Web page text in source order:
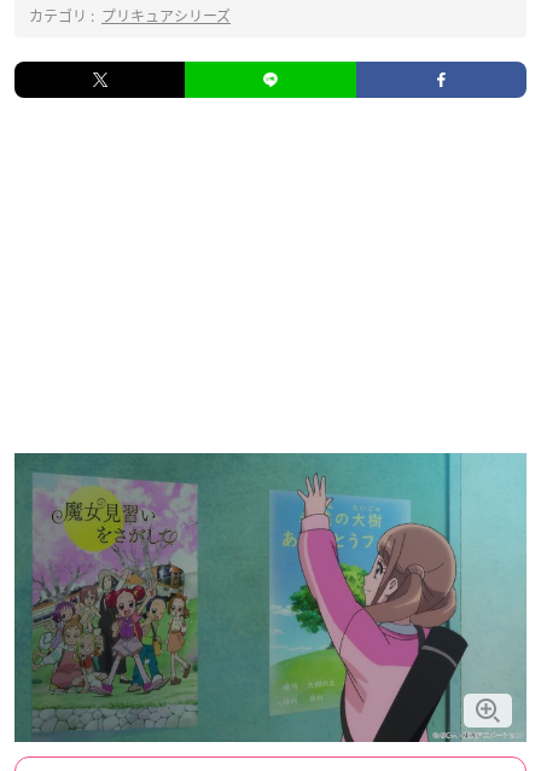
カテゴリ : プリキュアシリーズ